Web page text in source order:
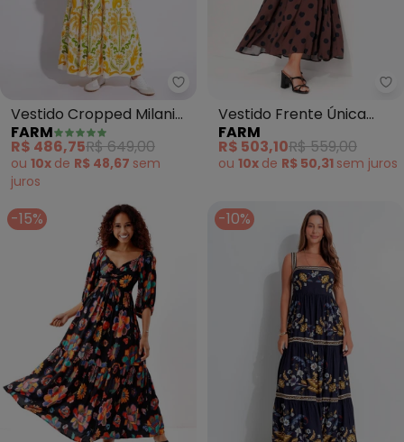
Farm - Vestido Cropped Milani
Vestido Cropped Milani
(Off White)
FARM
R$ 486,75R$ 649,00
ou 10x de R$ 48,67 sem
juros
Vestido Frente Única
Petit Poá (Marrom)
FARM
R$ 503,10R$ 559,00
ou 10x de R$ 50,31 sem juros
-15% -10%